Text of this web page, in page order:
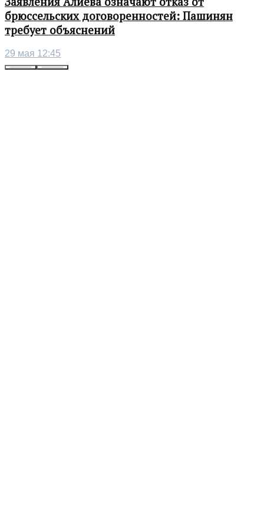
брюссельских договоренностей: Пашинян
требует объяснений
29 мая 12:45